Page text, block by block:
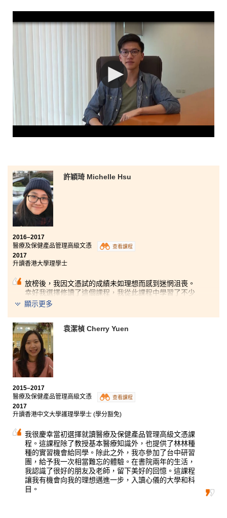
許穎琦 Michelle Hsu
2016–2017
醫療及保健產品管理高級文憑
查看課程
2017
升讀香港大學理學士
放榜後，我因文憑試的成績未如理想而感到迷惘沮喪。
幸好我選擇修讀了這個課程，我從此課程中學習了不少
有關解剖學、實驗設備及藥物的知識，這些能都為我日
後的升學打好基礎，作好準備。這課程除了內容豐富實
用，書院的老師亦充滿熱誠，他們不但耐心解答我們在
學習及升學上的疑問，同時亦安排了有關不同行業及升
學的講座，加深同學對相關行業及升學的了解。儘管曾
經迷惘過、失意過，但我相信只要勇於嘗試，努力和堅
持便能向理想邁進，升讀心儀的學科。
顯示更多
袁潔楨 Cherry Yuen
2015–2017
醫療及保健產品管理高級文憑
查看課程
2017
升讀香港中文大學護理學學士 (學分豁免)
我很慶幸當初選擇就讀醫療及保健產品管理高級文憑課
程。這課程除了教授基本醫療知識外，也提供了林林種
種的實習機會給同學。除此之外，我亦參加了台中研習
團，給予我一次相當難忘的體驗。在書院兩年的生活，
我認識了很好的朋友及老師，留下美好的回憶。這課程
讓我有機會向我的理想邁進一步，入讀心儀的大學和科
目。